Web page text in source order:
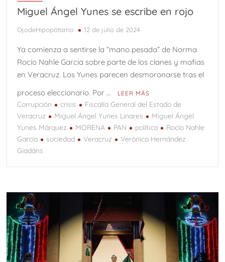
Miguel Ángel Yunes se escribe en rojo
OjodeHipopótamo 12 de julio de 2024
Ya comienza a sentirse la “mano pesada” de Norma
Rocío Nahle García sobre parte de los clanes y mafias
en Veracruz. Los Yunes parecen desmoronarse tras el
proceso eleccionario. Por …
LEER MÁS
Corrupción crisis
Fiscalía General del Estado de
Veracruz
Miguel Ángel Yunes Linares
Miguel Ángel
Yunes Márquez
MORENA PAN política
Rocío Nahle
García
sociedad Veracruz
Verónica Hernández
Giadáns